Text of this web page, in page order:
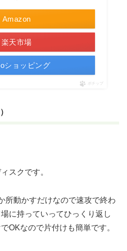
Amazon
楽天市場
ショッピング
ポチップ
スクです。
所動かすだけなので速攻で終わ
に持っていってひっくり返し
OKなので片付けも簡単です。